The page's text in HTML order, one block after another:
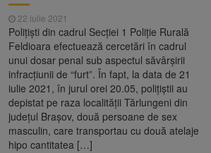
22 iulie 2021
Polițiști din cadrul Secției 1 Poliție Rurală
Feldioara efectuează cercetări în cadrul
unui dosar penal sub aspectul săvârșirii
infracțiunii de “furt”. În fapt, la data de 21
iulie 2021, în jurul orei 20.05, polițiștii au
depistat pe raza localității Tărlungeni din
județul Brașov, două persoane de sex
masculin, care transportau cu două atelaje
hipo cantitatea […]